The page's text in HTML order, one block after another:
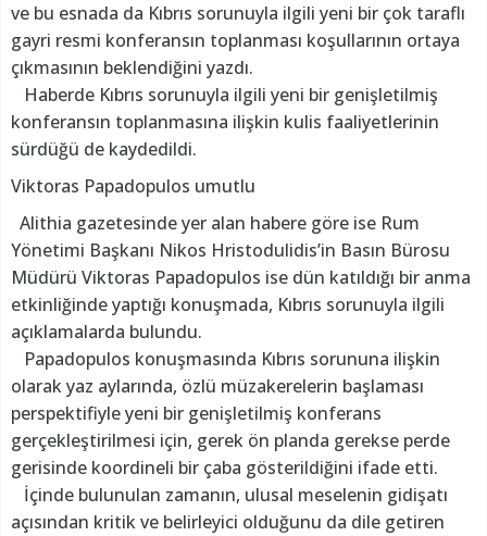
ve bu esnada da Kıbrıs sorunuyla ilgili yeni bir çok taraflı
gayri resmi konferansın toplanması koşullarının ortaya
çıkmasının beklendiğini yazdı.
Haberde Kıbrıs sorunuyla ilgili yeni bir genişletilmiş
konferansın toplanmasına ilişkin kulis faaliyetlerinin
sürdüğü de kaydedildi.
Viktoras Papadopulos umutlu
Alithia gazetesinde yer alan habere göre ise Rum
Yönetimi Başkanı Nikos Hristodulidis’in Basın Bürosu
Müdürü Viktoras Papadopulos ise dün katıldığı bir anma
etkinliğinde yaptığı konuşmada, Kıbrıs sorunuyla ilgili
açıklamalarda bulundu.
Papadopulos konuşmasında Kıbrıs sorununa ilişkin
olarak yaz aylarında, özlü müzakerelerin başlaması
perspektifiyle yeni bir genişletilmiş konferans
gerçekleştirilmesi için, gerek ön planda gerekse perde
gerisinde koordineli bir çaba gösterildiğini ifade etti.
İçinde bulunulan zamanın, ulusal meselenin gidişatı
açısından kritik ve belirleyici olduğunu da dile getiren